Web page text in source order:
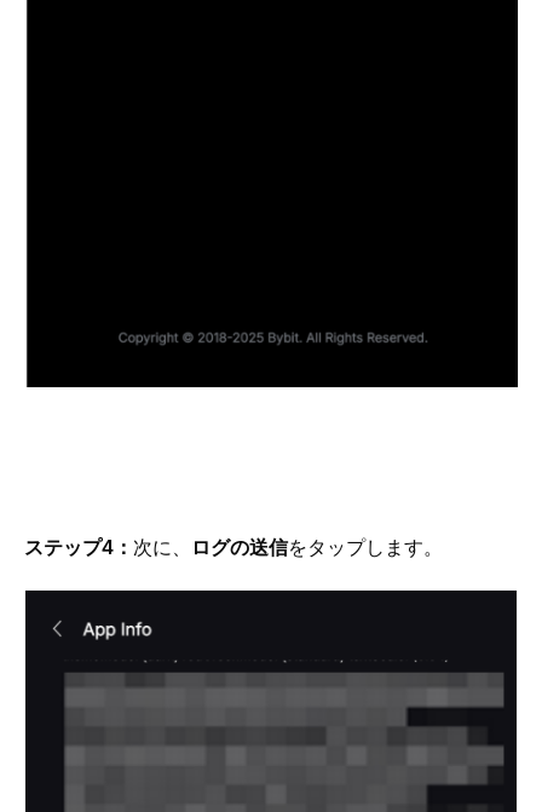
ステップ4： 次に、 ログの送信をタップします。